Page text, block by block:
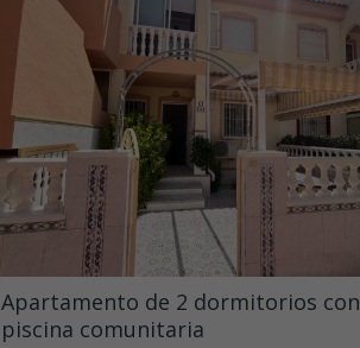
Apartamento de 2 dormitorios con
piscina comunitaria